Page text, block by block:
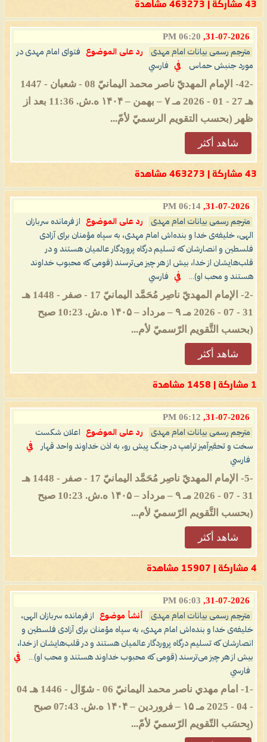
43 مشاركة | 463273 مشاهدة
31-07-2026,
06:20 PM
مترجم رسمی بیانات امام مهدی رد على الموضوع
فتوای امام مهدی در
مورد جنبش حماس
في فارسي
-42- الإمام المهديّ ناصر محمد اليمانيّ 08 - شعبان - 1447
هـ 27 - 01 - 2026 مـ ۷ – بهمن – ۱۴۰۴ ه.ش. 11:36 بعد از
ظهر (بحسب التقويم الرسميّ لأمّ...
شاهد أكثر
43 مشاركة | 463273 مشاهدة
31-07-2026,
06:14 PM
مترجم رسمی بیانات امام مهدی رد على الموضوع
از فرمانده سربازان
الهی، خلیفه‌ی خدا و بنده‌اش امام مهدی، به سپاه مؤمنان برای آزادی
فلسطین و انصارشان که تسلیم درگاه پروردگار عالمیان هستند و در
قلب‌هایشان از خدا، بیش از هر چیز می‌ترسند (قومی که محبوب خداوند
هستند و محب او)...
في فارسي
-2- الإمام المهديّ ناصِر مُحَمَّد اليمانيّ 17 - صفر - 1448 هـ
31 - 07 - 2026 مـ ۹ – مرداد – ۱۴۰۵ ه.ش. 10:23 صبح
(بحسب التَّقويم الرّسميّ لأم...
شاهد أكثر
1 مشاركة | 1458 مشاهدة
31-07-2026,
06:12 PM
مترجم رسمی بیانات امام مهدی رد على الموضوع
اعلان شکست
سخت و تحقیرآمیز ترامپ در جنگ پیش رو، به اذن خداوند واحد قهار
في
فارسي
-5- الإمام المهديّ ناصِر مُحَمَّد اليمانيّ 17 - صفر - 1448 هـ
31 - 07 - 2026 مـ ۹ – مرداد – ۱۴۰۵ ه.ش. 10:23 صبح
(بحسب التَّقويم الرّسميّ لأم...
شاهد أكثر
4 مشاركة | 15907 مشاهدة
31-07-2026,
06:03 PM
مترجم رسمی بیانات امام مهدی أنشأ موضوع
از فرمانده سربازان الهی،
خلیفه‌ی خدا و بنده‌اش امام مهدی، به سپاه مؤمنان برای آزادی فلسطین و
انصارشان که تسلیم درگاه پروردگار عالمیان هستند و در قلب‌هایشان از خدا،
بیش از هر چیز می‌ترسند (قومی که محبوب خداوند هستند و محب او)...
في
فارسي
-1- امام مهدي ناصر محمد اليمانيّ 06 - شوّال - 1446 هـ 04
- 04 - 2025 مـ ۱۵ – فروردین – ۱۴۰۴ ه.ش. 07:43 صبح
(بِحسَب التّقويم الرّسميّ لأمّ...